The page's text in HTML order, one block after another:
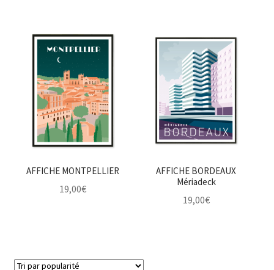
AFFICHE MONTPELLIER
19,00€
AFFICHE BORDEAUX
Mériadeck
19,00€